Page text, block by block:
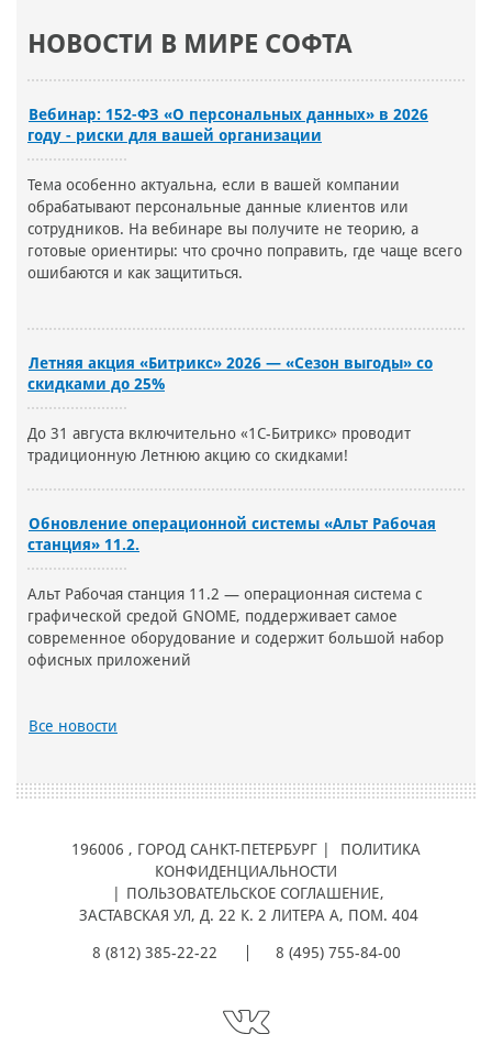
НОВОСТИ В МИРЕ СОФТА
Вебинар: 152-ФЗ «О персональных данных» в 2026
году - риски для вашей организации
Тема особенно актуальна, если в вашей компании
обрабатывают персональные данные клиентов или
сотрудников. На вебинаре вы получите не теорию, а
готовые ориентиры: что срочно поправить, где чаще всего
ошибаются и как защититься.
Летняя акция «Битрикс» 2026 — «Сезон выгоды» со
скидками до 25%
До 31 августа включительно «1С-Битрикс» проводит
традиционную Летнюю акцию со скидками!
Обновление операционной системы «Альт Рабочая
станция» 11.2.
Альт Рабочая станция 11.2 — операционная система с
графической средой GNOME, поддерживает самое
современное оборудование и содержит большой набор
офисных приложений
Все новости
196006 , ГОРОД САНКТ-ПЕТЕРБУРГ |
ПОЛИТИКА
КОНФИДЕНЦИАЛЬНОСТИ
ПОЛЬЗОВАТЕЛЬСКОЕ СОГЛАШЕНИЕ,
ЗАСТАВСКАЯ УЛ, Д. 22 К. 2 ЛИТЕРА А, ПОМ. 404
8 (812) 385-22-22 8 (495) 755-84-00